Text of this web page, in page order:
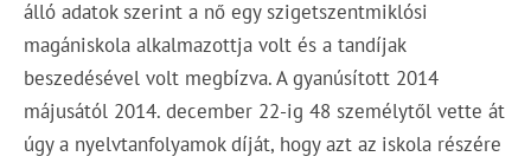
álló adatok szerint a nő egy szigetszentmiklósi
magániskola alkalmazottja volt és a tandíjak
beszedésével volt megbízva. A gyanúsított 2014
májusától 2014. december 22-ig 48 személytől vette át
úgy a nyelvtanfolyamok díját, hogy azt az iskola részére